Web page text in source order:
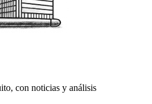
con noticias y análisis